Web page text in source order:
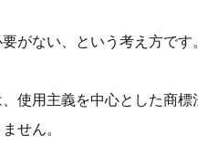
がない、という考え方です。
使用主義を中心とした商
せん。